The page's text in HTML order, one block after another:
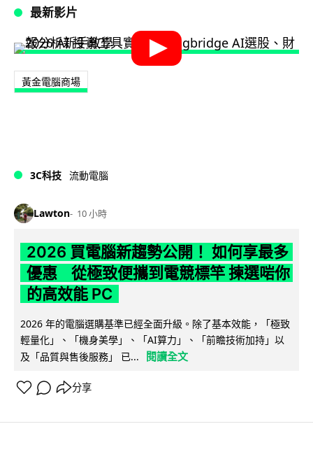
最新影片
黃金電腦商場
3C科技 流動電腦
Lawton 10 小時
2026 買電腦新趨勢公開！ 如何享最多
優惠 從極致便攜到電競標竿 揀選啱你
的高效能 PC
2026 年的電腦選購基準已經全面升級。除了基本效能，「極致
輕量化」、「機身美學」、「AI算力」、「前瞻技術加持」以
及「品質與售後服務」 已...
閱讀全文
分享